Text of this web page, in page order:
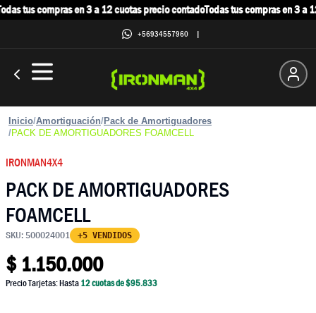
tus compras en 3 a 12 cuotas precio contadoTodas tus compras en 3 a
+56934557960 |
Inicio/Amortiguación/Pack de Amortiguadores
/PACK DE AMORTIGUADORES FOAMCELL
IRONMAN4X4
PACK DE AMORTIGUADORES
FOAMCELL
SKU:500024001 +5 VENDIDOS
$ 1.150.000
Precio Tarjetas: Hasta12cuotas de $95.833